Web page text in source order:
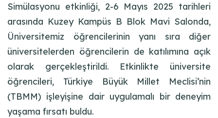
Simülasyonu etkinliği, 2-6 Mayıs 2025 tarihleri
arasında Kuzey Kampüs B Blok Mavi Salonda,
Üniversitemiz öğrencilerinin yanı sıra diğer
üniversitelerden öğrencilerin de katılımına açık
olarak gerçekleştirildi. Etkinlikte üniversite
öğrencileri, Türkiye Büyük Millet Meclisi’nin
(TBMM) işleyişine dair uygulamalı bir deneyim
yaşama fırsatı buldu.